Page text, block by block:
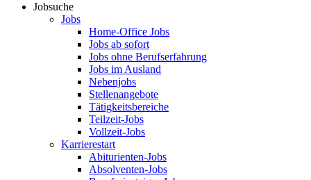
Jobsuche
Jobs
Home-Office Jobs
Jobs ab sofort
Jobs ohne Berufserfahrung
Jobs im Ausland
Nebenjobs
Stellenangebote
Tätigkeitsbereiche
Teilzeit-Jobs
Vollzeit-Jobs
Karrierestart
Abiturienten-Jobs
Absolventen-Jobs